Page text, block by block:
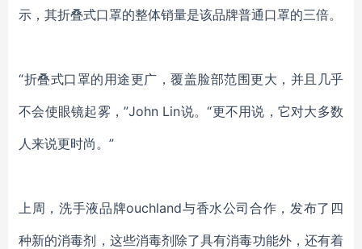
示，其折叠式口罩的整体销量是该品牌普通口罩的三倍。
“折叠式口罩的用途更广，覆盖脸部范围更大，并且几乎
不会使眼镜起雾，”John Lin说。“更不用说，它对大多数
人来说更时尚。”
上周，洗手液品牌ouchland与香水公司合作，发布了四
种新的消毒剂，这些消毒剂除了具有消毒功能外，还有着